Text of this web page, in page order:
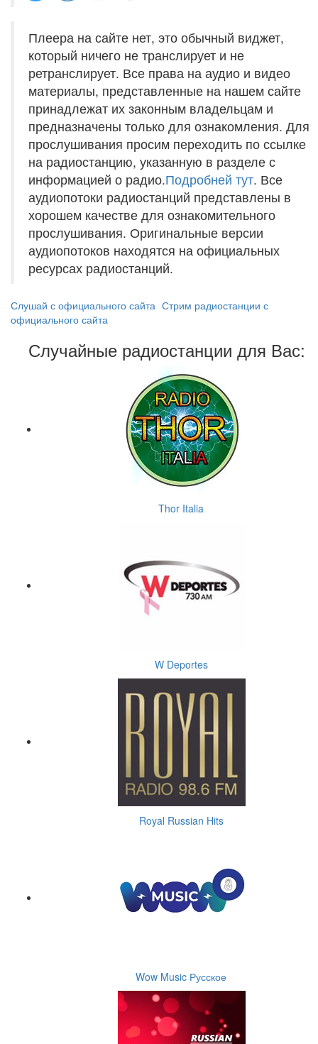
Плеера на сайте нет, это обычный виджет,
который ничего не транслирует и не
ретранслирует. Все права на аудио и видео
материалы, представленные на нашем сайте
принадлежат их законным владельцам и
предназначены только для ознакомления. Для
прослушивания просим переходить по ссылке
на радиостанцию, указанную в разделе с
информацией о радио.Подробней тут. Все
аудиопотоки радиостанций представлены в
хорошем качестве для ознакомительного
прослушивания. Оригинальные версии
аудиопотоков находятся на официальных
ресурсах радиостанций.
Слушай с официального сайта Стрим радиостанции с
официального сайта
Случайные радиостанции для Вас:
Thor Italia
W Deportes
Royal Russian Hits
Wow Music Русское